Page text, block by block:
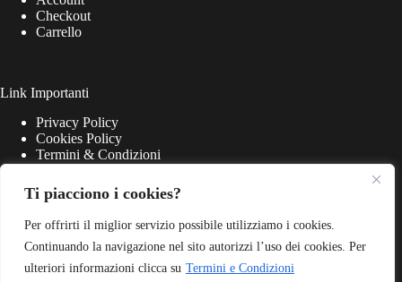
Ti piacciono i cookies?
Per offrirti il miglior servizio possibile utilizziamo i cookies.
Continuando la navigazione nel sito autorizzi l’uso dei cookies. Per
ulteriori informazioni clicca su Termini e Condizioni
Checkout
Carrello
Link Importanti
Privacy Policy
Cookies Policy
Termini & Condizioni